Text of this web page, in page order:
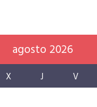
agosto 2026
X J V